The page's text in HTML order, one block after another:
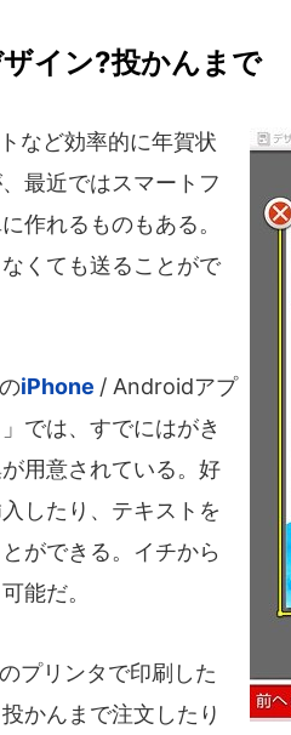
イン?投かんまで
など効率的に年賀状
最近ではスマートフ
作れるものもある。
くても送ることがで
iPhone / Androidアプ
」では、すでにはがき
用意されている。好
したり、テキストを
ができる。イチから
能だ。
プリンタで印刷した
かんまで注文したり